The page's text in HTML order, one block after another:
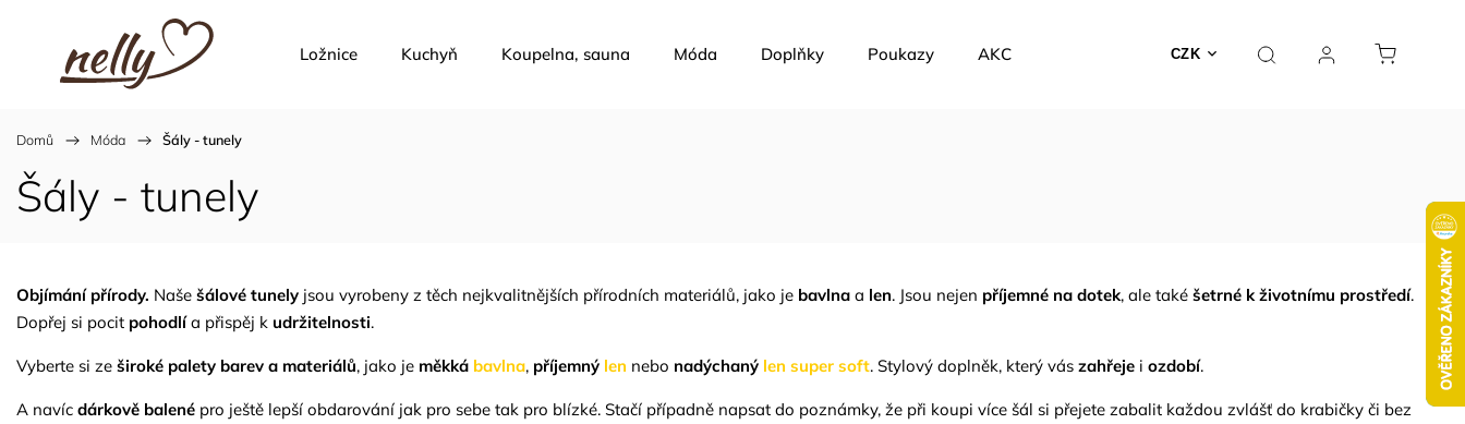
CZK
Ložnice Kuchyň Koupelna, sauna Móda Doplňky Poukazy AKCE
Domů / Móda / Šály - tunely
Šály - tunely
Objímání přírody. Naše šálové tunely jsou vyrobeny z těch nejkvalitnějších přírodních materiálů, jako je bavlna a len. Jsou nejen příjemné na dotek, ale také šetrné k životnímu prostředí.
Dopřej si pocit pohodlía přispěj k udržitelnosti.
Vyberte si ze široké palety barev a materiálů, jako je měkká bavlna, příjemný len nebo nadýchaný len super soft. Stylový doplněk, který vás zahřeje i ozdobí.
A navíc dárkově balené pro ještě lepší obdarování jak pro sebe tak pro blízké. Stačí případně napsat do poznámky, že při koupi více šál si přejete zabalit každou zvlášť do krabičky či bez